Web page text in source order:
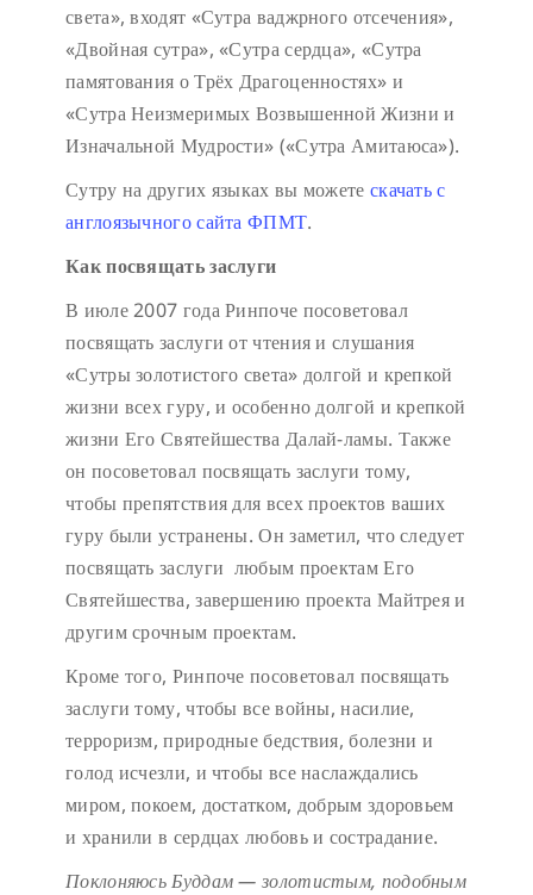
света», входят «Сутра ваджрного отсечения»,
«Двойная сутра», «Сутра сердца», «Сутра
памятования о Трёх Драгоценностях» и
«Сутра Неизмеримых Возвышенной Жизни и
Изначальной Мудрости» («Сутра Амитаюса»).
Сутру на других языках вы можете скачать с
англоязычного сайта ФПМТ.
Как посвящать заслуги
В июле 2007 года Ринпоче посоветовал
посвящать заслуги от чтения и слушания
«Сутры золотистого света» долгой и крепкой
жизни всех гуру, и особенно долгой и крепкой
жизни Его Святейшества Далай-ламы. Также
он посоветовал посвящать заслуги тому,
чтобы препятствия для всех проектов ваших
гуру были устранены. Он заметил, что следует
посвящать заслуги любым проектам Его
Святейшества, завершению проекта Майтрея и
другим срочным проектам.
Кроме того, Ринпоче посоветовал посвящать
заслуги тому, чтобы все войны, насилие,
терроризм, природные бедствия, болезни и
голод исчезли, и чтобы все наслаждались
миром, покоем, достатком, добрым здоровьем
и хранили в сердцах любовь и сострадание.
Поклоняюсь Буддам — золотистым, подобным